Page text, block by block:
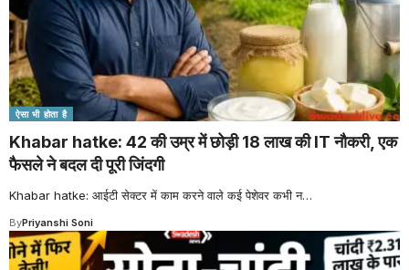
ऐसा भी होता है
Khabar hatke: 42 की उम्र में छोड़ी 18 लाख की IT नौकरी, एक
फैसले ने बदल दी पूरी जिंदगी
Khabar hatke: आईटी सेक्टर में काम करने वाले कई पेशेवर कभी न…
ByPriyanshi Soni